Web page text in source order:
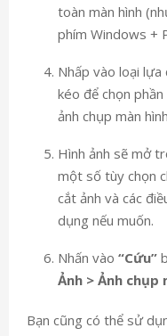
toàn màn hình
phím Windows +
Nhấp vào loại lựa
kéo để chọn
ảnh chụp màn
Hình ảnh sẽ mở
một số tùy chọn
cắt ảnh và các
dụng nếu muốn.
Nhấn vào “Cứu”
Ảnh > Ảnh chụp
Bạn cũng có thể sử